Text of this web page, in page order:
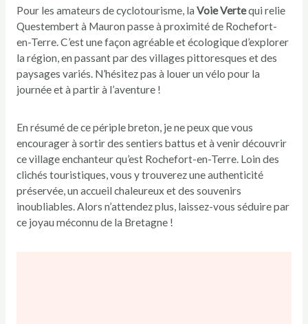
Pour les amateurs de cyclotourisme, la Voie Vertequi relie
Questembert à Mauron passe à proximité de Rochefort-
en-Terre. C’est une façon agréable et écologique d’explorer
la région, en passant par des villages pittoresques et des
paysages variés. N’hésitez pas à louer un vélo pour la
journée et à partir à l’aventure !
En résumé de ce périple breton, je ne peux que vous
encourager à sortir des sentiers battus et à venir découvrir
ce village enchanteur qu’est Rochefort-en-Terre. Loin des
clichés touristiques, vous y trouverez une authenticité
préservée, un accueil chaleureux et des souvenirs
inoubliables. Alors n’attendez plus, laissez-vous séduire par
ce joyau méconnu de la Bretagne !